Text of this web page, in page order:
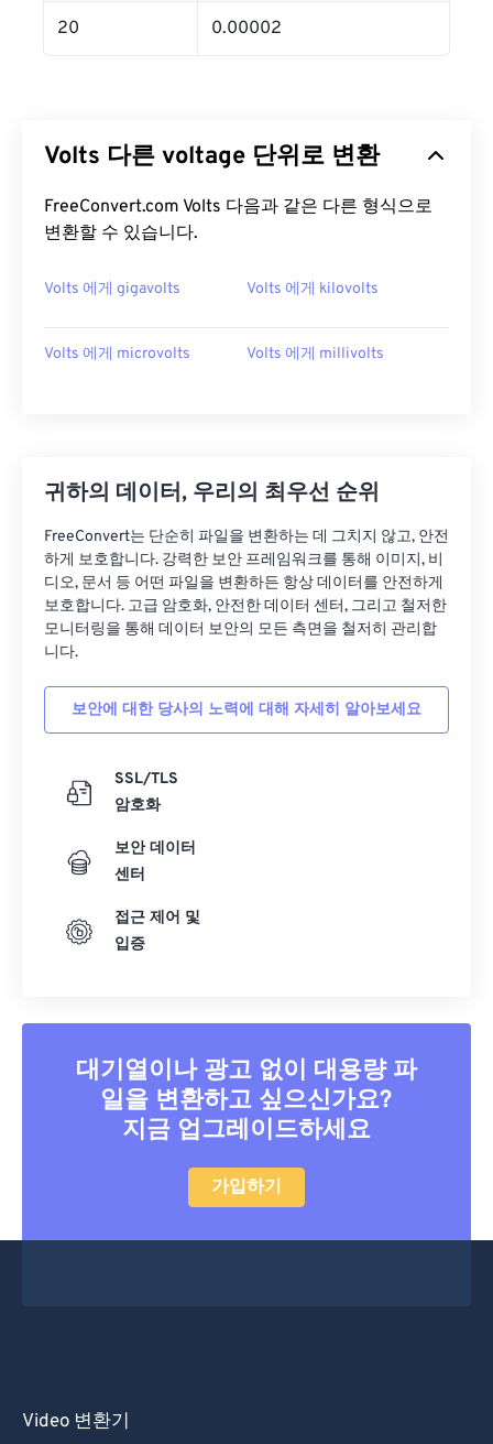
20 0.00002
Volts 다른 voltage 단위로 변환
FreeConvert.com Volts 다음과 같은 다른 형식으로
변환할 수 있습니다.
Volts 에게 gigavolts Volts 에게 kilovolts
Volts 에게 microvolts Volts 에게 millivolts
귀하의 데이터, 우리의 최우선 순위
FreeConvert는 단순히 파일을 변환하는 데 그치지 않고, 안전
하게 보호합니다. 강력한 보안 프레임워크를 통해 이미지, 비
디오, 문서 등 어떤 파일을 변환하든 항상 데이터를 안전하게
보호합니다. 고급 암호화, 안전한 데이터 센터, 그리고 철저한
모니터링을 통해 데이터 보안의 모든 측면을 철저히 관리합
니다.
보안에 대한 당사의 노력에 대해 자세히 알아보세요
SSL/TLS
암호화
보안 데이터
센터
접근 제어 및
입증
대기열이나 광고 없이 대용량 파
일을 변환하고 싶으신가요?
지금 업그레이드하세요
가입하기
Video 변환기